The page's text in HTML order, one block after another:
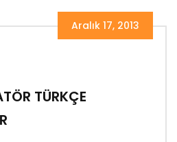
Aralık 17, 2013
TÜRKÇE